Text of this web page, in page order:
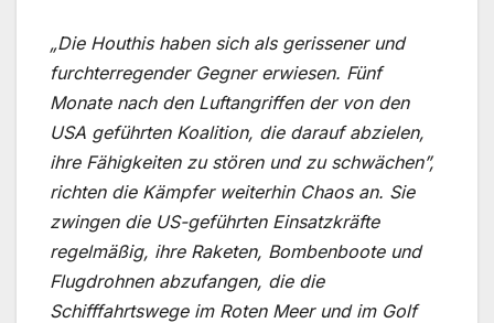
„Die Houthis haben sich als gerissener und
furchterregender Gegner erwiesen. Fünf
Monate nach den Luftangriffen der von den
USA geführten Koalition, die darauf abzielen,
ihre Fähigkeiten zu stören und zu schwächen”,
richten die Kämpfer weiterhin Chaos an. Sie
zwingen die US-geführten Einsatzkräfte
regelmäßig, ihre Raketen, Bombenboote und
Flugdrohnen abzufangen, die die
Schifffahrtswege im Roten Meer und im Golf